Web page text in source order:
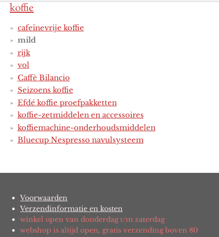
koffie
cafeïnevrije koffie
mild
rijk
vol
Caffè Bilancio
Seizoens koffie
Efdé koffie proefpakketten
koffie-zetmiddelen en accessoires
koffiemachine-onderhoudsmiddelen
Bluecup Nespresso navulsysteem
Voorwaarden
Verzendinformatie en kosten
winkel open van donderdag t/m zaterdag
webshop is altijd open, gratis verzending boven 80